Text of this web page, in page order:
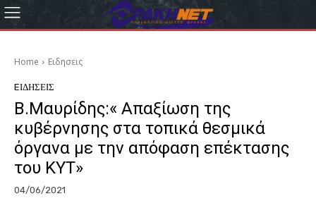
Home Eιδησεις
EΙΔΗΣΕΙΣ
Β.Μαυρίδης:« Απαξίωση της
κυβέρνησης στα τοπικά θεσμικά
όργανα με την απόφαση επέκτασης
του ΚΥΤ»
04/06/2021